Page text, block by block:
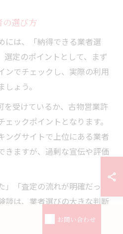
の選び方
には、「納得できる業者選
選定のポイントとして、まず
ンでチェックし、実際の利用
ょう。
を受けているか、古物営業許
ックポイントとなります。
ングサイトで上位にある業者
きますが、過剰な宣伝や評価
」「査定の流れが明確だっ
談は、業者選びの大きな判断
方は、知名度や実績だけでな
お問い合わせ